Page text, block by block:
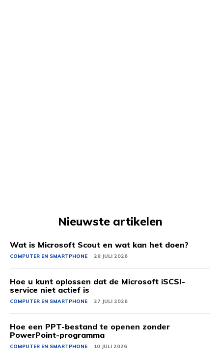
Nieuwste artikelen
Wat is Microsoft Scout en wat kan het doen?
COMPUTER EN SMARTPHONE 28 JULI 2026
Hoe u kunt oplossen dat de Microsoft iSCSI-
service niet actief is
COMPUTER EN SMARTPHONE 27 JULI 2026
Hoe een PPT-bestand te openen zonder
PowerPoint-programma
COMPUTER EN SMARTPHONE 10 JULI 2026